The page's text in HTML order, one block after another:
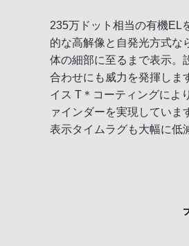
表現のこだ
充実の基本
多彩な撮影表
デザイン＆
235万ドット相当の有機EL
的な高解像と自発光方式な
体の細部に至るまで表示。
合わせにも威力を発揮しま
イス T＊コーティングによ
ァインダーを実現してい
表示タイムラグも大幅に低